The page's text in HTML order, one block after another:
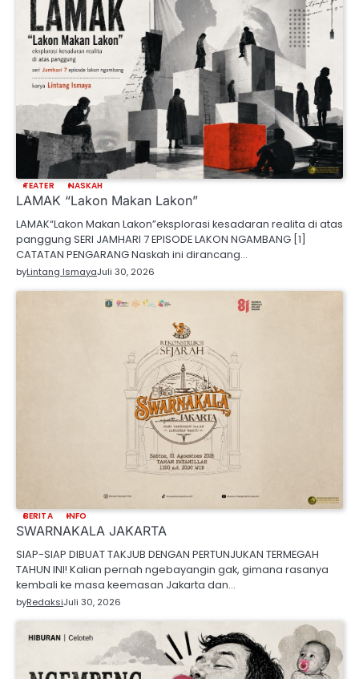
TEATER NASKAH
LAMAK “Lakon Makan Lakon”
LAMAK“Lakon Makan Lakon”eksplorasi kesadaran realita di atas
panggung SERI JAMHARI 7 EPISODE LAKON NGAMBANG [1]
CATATAN PENGARANG Naskah ini dirancang…
byLintang IsmayaJuli 30, 2026
BERITA INFO
SWARNAKALA JAKARTA
SIAP-SIAP DIBUAT TAKJUB DENGAN PERTUNJUKAN TERMEGAH
TAHUN INI! Kalian pernah ngebayangin gak, gimana rasanya
kembali ke masa keemasan Jakarta dan…
byRedaksiJuli 30, 2026